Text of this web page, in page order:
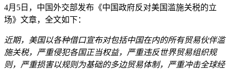
4月5日，中国外交部发布《中国政府反对美国滥施关税的立
场》文章，全文如下：
近期，美国以各种借口宣布对包括中国在内的所有贸易伙伴滥
施关税，严重侵犯各国正当权益，严重违反世界贸易组织规
则，严重损害以规则为基础的多边贸易体制，严重冲击全球经